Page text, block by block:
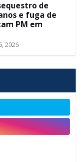
de
e fuga de
PM em
2026